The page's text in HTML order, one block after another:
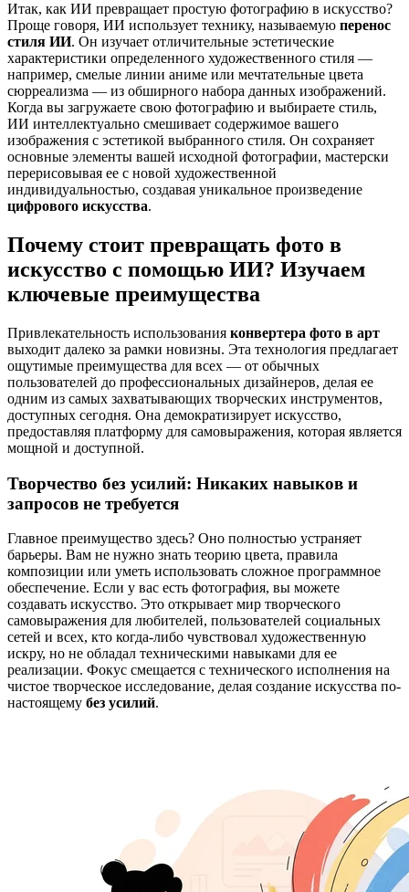
Итак, как ИИ превращает простую фотографию в искусство?
Проще говоря, ИИ использует технику, называемую перенос
стиля ИИ. Он изучает отличительные эстетические
характеристики определенного художественного стиля —
например, смелые линии аниме или мечтательные цвета
сюрреализма — из обширного набора данных изображений.
Когда вы загружаете свою фотографию и выбираете стиль,
ИИ интеллектуально смешивает содержимое вашего
изображения с эстетикой выбранного стиля. Он сохраняет
основные элементы вашей исходной фотографии, мастерски
перерисовывая ее с новой художественной
индивидуальностью, создавая уникальное произведение
цифрового искусства.
Почему стоит превращать фото в
искусство с помощью ИИ? Изучаем
ключевые преимущества
Привлекательность использования конвертера фото в арт
выходит далеко за рамки новизны. Эта технология предлагает
ощутимые преимущества для всех — от обычных
пользователей до профессиональных дизайнеров, делая ее
одним из самых захватывающих творческих инструментов,
доступных сегодня. Она демократизирует искусство,
предоставляя платформу для самовыражения, которая является
мощной и доступной.
Творчество без усилий: Никаких навыков и
запросов не требуется
Главное преимущество здесь? Оно полностью устраняет
барьеры. Вам не нужно знать теорию цвета, правила
композиции или уметь использовать сложное программное
обеспечение. Если у вас есть фотография, вы можете
создавать искусство. Это открывает мир творческого
самовыражения для любителей, пользователей социальных
сетей и всех, кто когда-либо чувствовал художественную
искру, но не обладал техническими навыками для ее
реализации. Фокус смещается с технического исполнения на
чистое творческое исследование, делая создание искусства по-
настоящему без усилий.